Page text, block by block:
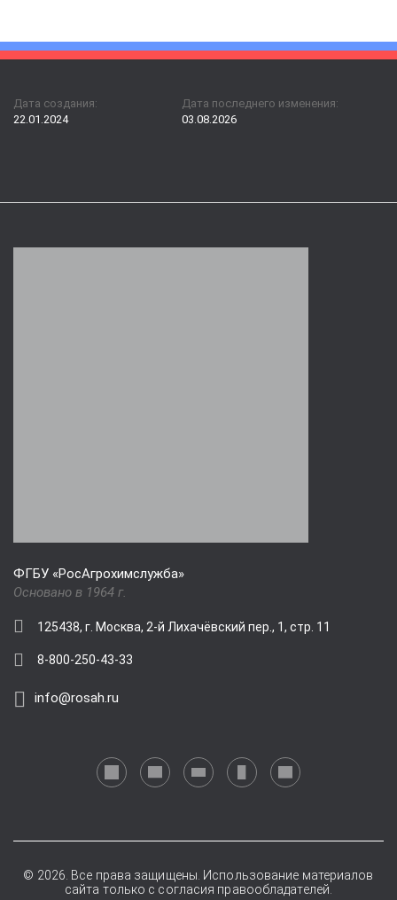
Дата создания:
22.01.2024
Дата последнего изменения:
03.08.2026
ФГБУ «РосАгрохимслужба»
Основано в 1964 г.
125438, г. Москва, 2-й Лихачёвский пер., 1, стр. 11
8-800-250-43-33
info@rosah.ru
© 2026. Все права защищены. Использование материалов
сайта только с согласия правообладателей.